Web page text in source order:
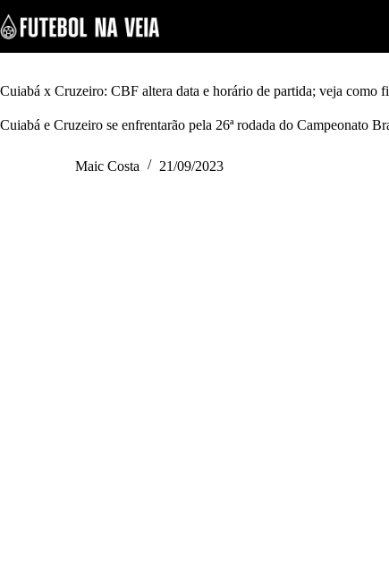
k
i
p
o
o
Cuiabá x Cruzeiro: CBF altera data e horário de partida; veja como
Cuiabá e Cruzeiro se enfrentarão pela 26ª rodada do Campeonato
Maic Costa 21/09/2023